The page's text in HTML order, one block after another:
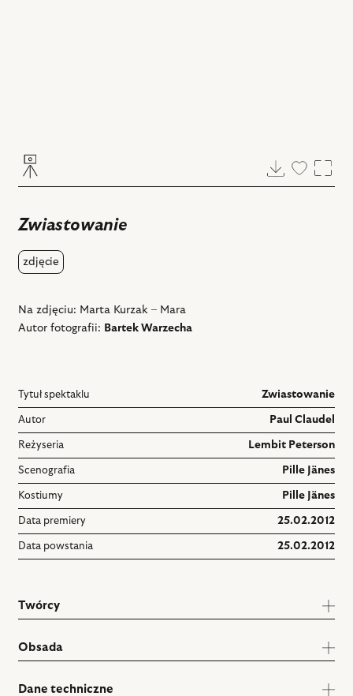
Pobierz
Dodaj
Zwiastowanie
zdjęcie
Na zdjęciu: Marta Kurzak – Mara
Autor fotografii: Bartek Warzecha
Tytuł spektaklu Zwiastowanie
Autor Paul Claudel
Reżyseria Lembit Peterson
Scenografia Pille Jänes
Kostiumy Pille Jänes
Data premiery 25.02.2012
Data powstania 25.02.2012
Twórcy
Obsada
Dane techniczne